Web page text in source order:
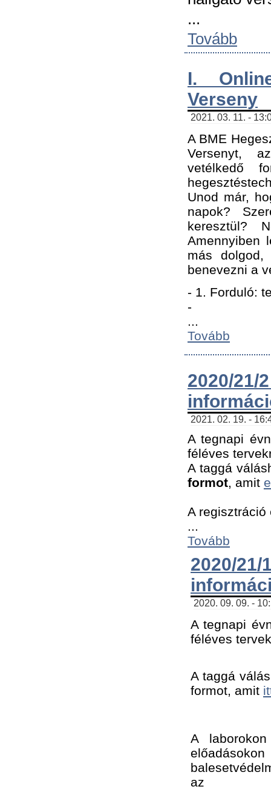
...
Tovább
I.
Verseny
2021. 03. 11. -
A BME
Versenyt,
vetélkedő
Unod már,
napok?
keresztül?
Amennyiben
más
benevezni a
- 1. Forduló:
-
...
Tovább
2020/
2021. 02. 19. -
A tegnapi
féléves
A taggá
formot, amit
A
...
Tovább
2020/
2020. 09. 09. -
A tegnapi
féléves
A taggá
formot, amit
A
az ﻿